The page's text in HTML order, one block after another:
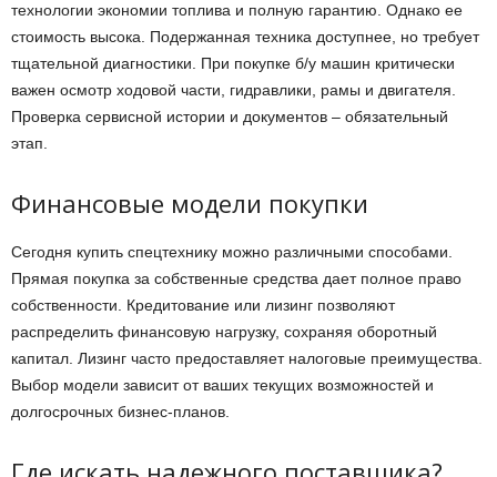
технологии экономии топлива и полную гарантию. Однако ее
стоимость высока. Подержанная техника доступнее, но требует
тщательной диагностики. При покупке б/у машин критически
важен осмотр ходовой части, гидравлики, рамы и двигателя.
Проверка сервисной истории и документов – обязательный
этап.
Финансовые модели покупки
Сегодня купить спецтехнику можно различными способами.
Прямая покупка за собственные средства дает полное право
собственности. Кредитование или лизинг позволяют
распределить финансовую нагрузку, сохраняя оборотный
капитал. Лизинг часто предоставляет налоговые преимущества.
Выбор модели зависит от ваших текущих возможностей и
долгосрочных бизнес-планов.